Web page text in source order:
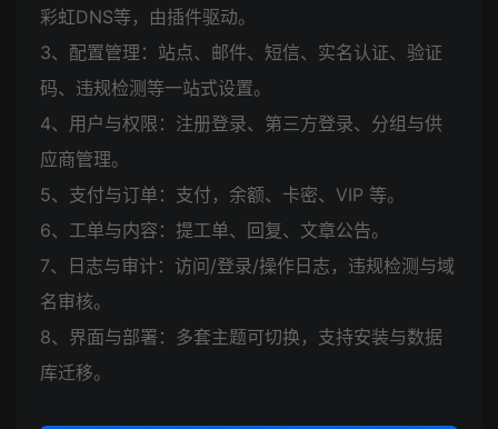
彩虹DNS等，由插件驱动。
3、配置管理：站点、邮件、短信、实名认证、验证
码、违规检测等一站式设置。
4、用户与权限：注册登录、第三方登录、分组与供
应商管理。
5、支付与订单：支付，余额、卡密、VIP 等。
6、工单与内容：提工单、回复、文章公告。
7、日志与审计：访问/登录/操作日志，违规检测与域
名审核。
8、界面与部署：多套主题可切换，支持安装与数据
库迁移。